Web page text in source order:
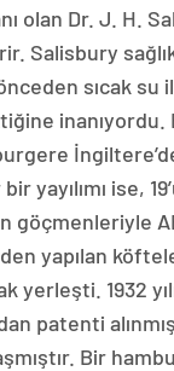
olan Dr. J. H.
Salisbury
sıcak su
inanıyordu.
yayılımı ise,
göçmenleriyle
yapılan
yerleşti. 1932
patenti
Bir